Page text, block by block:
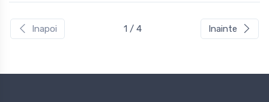
Inapoi 1 / 4 Inainte